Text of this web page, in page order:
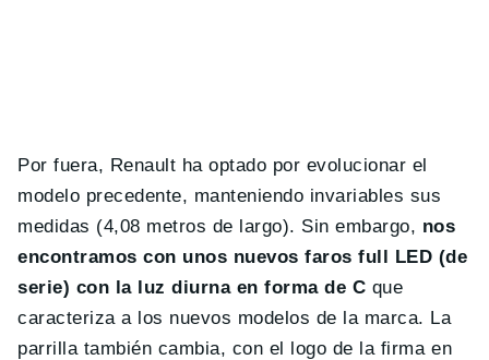
Por fuera, Renault ha optado por evolucionar el
modelo precedente, manteniendo invariables sus
medidas (4,08 metros de largo). Sin embargo, nos
encontramos con unos nuevos faros full LED (de
serie) con la luz diurna en forma de C que
caracteriza a los nuevos modelos de la marca. La
parrilla también cambia, con el logo de la firma en